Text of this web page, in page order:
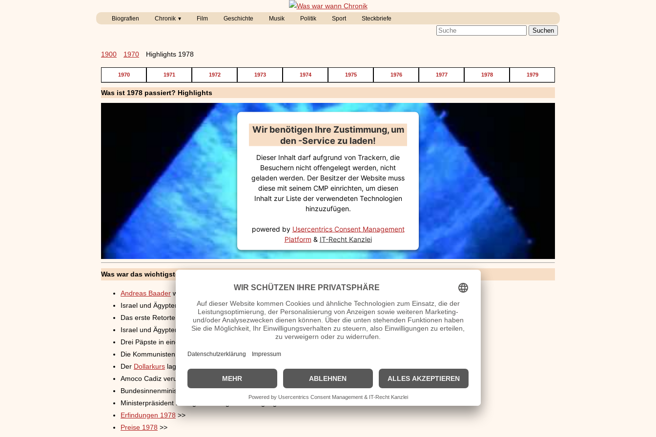
Biografien Chronik Film Geschichte Musik Politik Sport Steckbriefe
1900 1970 Highlights 1978
1970 1971 1972 1973 1974 1975 1976 1977 1978 1979
Was ist 1978 passiert? Highlights
Wir benötigen Ihre Zustimmung, um
den -Service zu laden!
Dieser Inhalt darf aufgrund von Trackern, die
Besuchern nicht offengelegt werden, nicht
geladen werden. Der Besitzer der Website muss
diese mit seinem CMP einrichten, um diesen
Inhalt zur Liste der verwendeten Technologien
hinzuzufügen.
powered by Usercentrics Consent Management
Platform & IT-Recht Kanzlei
Was war das wichtigste im Jahr 1978?
Andreas Baader wird mit Waffengewalt aus der Haftanstalt befreit.
Israel und Ägypten schließen Frieden
Das erste Retortenbaby kommt ein Mädchen zur Welt
Israel und Ägypten nehmen Friedensverhandlungen auf.
Drei Päpste in einem Jahr. Der Pole
wurde Papst.
Die Kommunisten putschten in Afghanistan.
Der Dollarkurs lag erstmals unter 2 DM.
Amoco Cadiz verursacht eine Ölpest an der bretonischen Küste.
Bundesinnenminister Maihofer trat wegen Fahndungspannen zurück.
Ministerpräsident Filbinger trat wegen NS-Vergangenheit zurück.
Erfindungen 1978 >>
Preise 1978 >>